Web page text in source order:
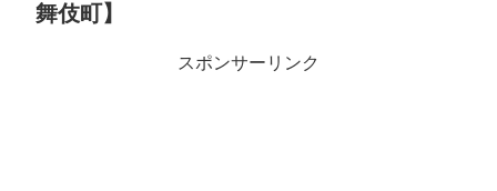
舞伎町】
スポンサーリンク